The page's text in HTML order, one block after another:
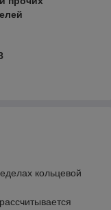
кольцевой